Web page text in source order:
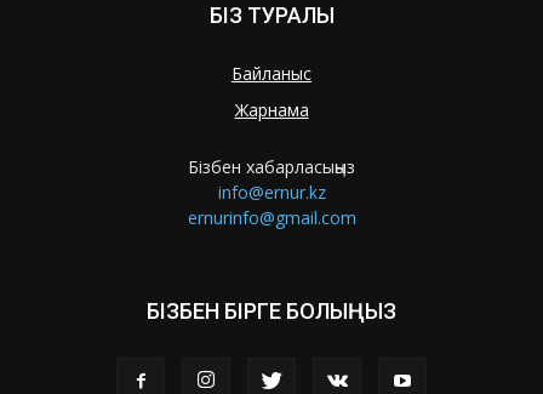
БІЗ ТУРАЛЫ
Байланыс
Жарнама
Бізбен хабарласыңыз
info@ernur.kz
ernurinfo@gmail.com
БІЗБЕН БІРГЕ БОЛЫҢЫЗ